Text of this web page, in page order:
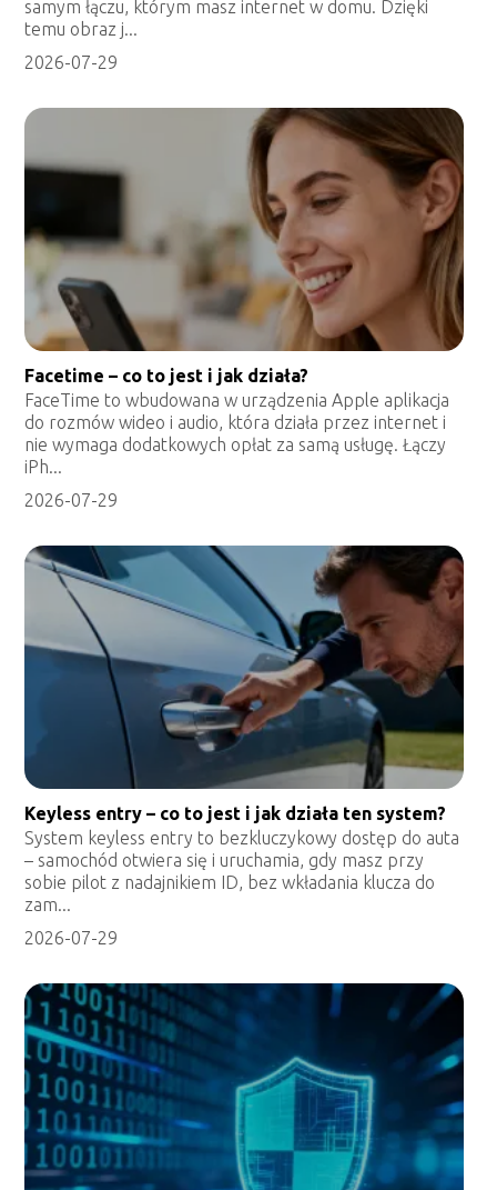
samym łączu, którym masz internet w domu. Dzięki
temu obraz j...
2026-07-29
Facetime – co to jest i jak działa?
FaceTime to wbudowana w urządzenia Apple aplikacja
do rozmów wideo i audio, która działa przez internet i
nie wymaga dodatkowych opłat za samą usługę. Łączy
iPh...
2026-07-29
Keyless entry – co to jest i jak działa ten system?
System keyless entry to bezkluczykowy dostęp do auta
– samochód otwiera się i uruchamia, gdy masz przy
sobie pilot z nadajnikiem ID, bez wkładania klucza do
zam...
2026-07-29